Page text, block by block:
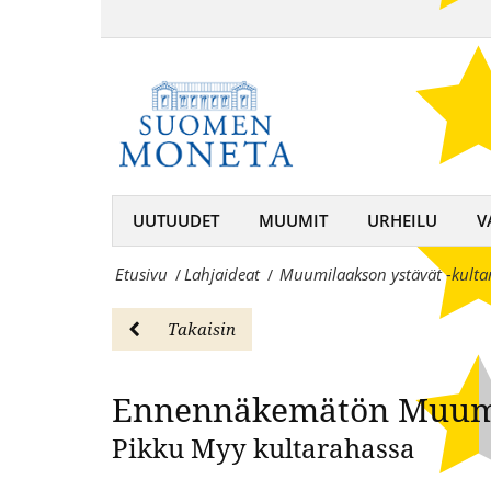
kultaraha
kokoelma:
Pikku
Myy
-
Lahjaideat
Moneta
–
UUTUUDET MUUMIT URHEILU
Etusivu /Lahjaideat / Muumilaakson ystävät -
Takaisin
Ennennäkemätön
Pikku Myy kultarahassa
Lahjaideat
Suomen
rahojen
mitaleiden
asiantuntija